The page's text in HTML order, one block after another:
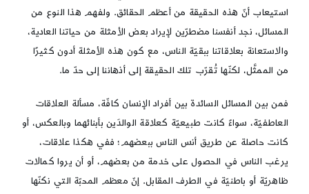
استيعاب أنّ هذه الحقيقة من أعظم الحقائق. ولفهم هذا النوع من
المسائل، نجد أنفسنا مضطرّين لإيراد بعض الأمثلة من حياتنا العادية،
والاستعانة بعلاقاتنا ببقيّة الناس، مع كون هذه الأمثلة أدون كثيرًا
من الممثَّل، لكنّها تُقرّب تلك الحقيقة إلى أذهاننا إلى حدّ ما.
فمن بين المسائل السائدة بين أفراد الإنسان كافّة، مسألة العلاقات
العاطفيّة، سواءً كانت طبيعيّة كعلاقة الوالدَين بأبنائهما وبالعكس، أو
كانت حاصلة عن طريق أنس الناس ببعضهم؛ ففي هكذا علاقات،
يرغب الناس في الحصول على خدمة من بعضهم، أو أن يروا كمالات
ظاهريّة أو باطنيّة في الطرف المقابل. إنّ معظم المحبّة التي نكنّها